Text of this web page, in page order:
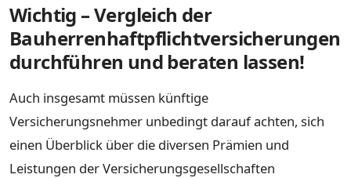
Wichtig – Vergleich der
Bauherrenhaftpflichtversicherungen
durchführen und beraten lassen!
Auch insgesamt müssen künftige
Versicherungsnehmer unbedingt darauf achten, sich
einen Überblick über die diversen Prämien und
Leistungen der Versicherungsgesellschaften